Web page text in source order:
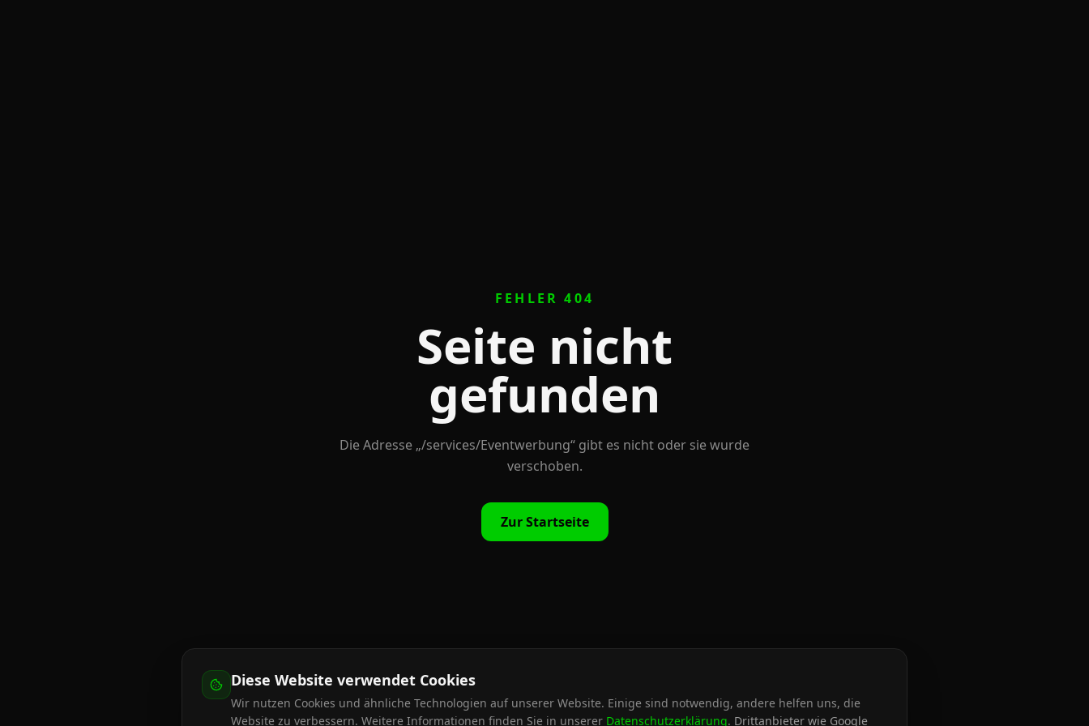
FEHLER 404
Seite nicht
gefunden
Die Adresse „/services/Eventwerbung“ gibt es nicht oder sie wurde
verschoben.
Zur Startseite
Diese Website verwendet Cookies
Wir nutzen Cookies und ähnliche Technologien auf unserer Website. Einige sind notwendig, andere helfen uns, die
Website zu verbessern. Weitere Informationen finden Sie in unserer Datenschutzerklärung. Drittanbieter wie Google